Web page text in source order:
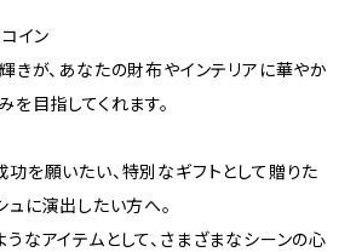
イン
きが、あなたの財布やインテリアに華やか
を目指してくれます。
を願いたい、特別なギフトとして贈りた
ュに演出したい方へ。
なアイテムとして、さまざまなシーンの心